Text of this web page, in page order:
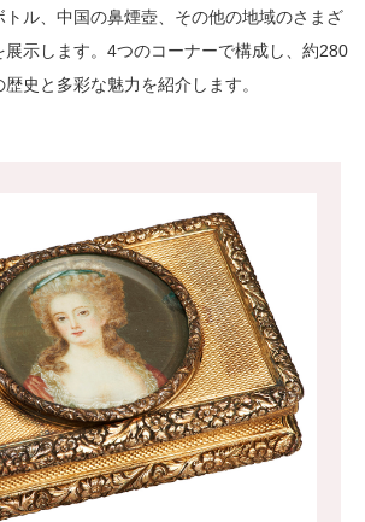
ル、中国の鼻煙壺、その他の地域のさまざ
展示します。4つのコーナーで構成し、約280
史と多彩な魅力を紹介します。